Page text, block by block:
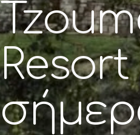
Resort